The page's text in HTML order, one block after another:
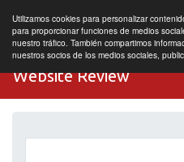
Utilizamos cookies para personalizar
para proporcionar funciones de medios
nuestro tráfico. También compartimos
nuestros socios de los medios sociales,
Website Review